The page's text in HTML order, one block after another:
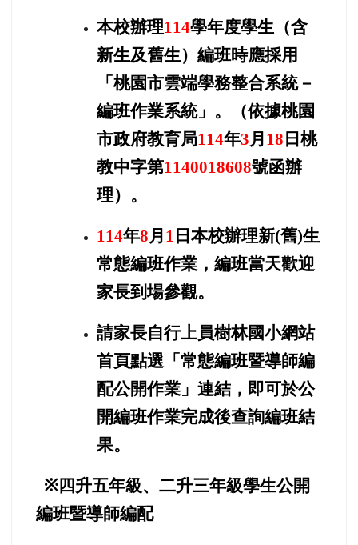
本校辦理114學年度學生（含
新生及舊生）編班時應採用
「桃園市雲端學務整合系統－
編班作業系統」。（依據桃園
市政府教育局114年3月 18 日桃
教中字第1140018608號函辦
理）。
114年8月 1 日本校辦理新(舊)生
常態編班作業，編班當天歡迎
家長到場參觀。
請家長自行上員樹林國小網站
首頁點選「常態編班暨導師編
配公開作業」連結，即可於公
開編班作業完成後查詢編班結
果。
※ 四升五年級、二升三年級學生公開
編班暨導師編配